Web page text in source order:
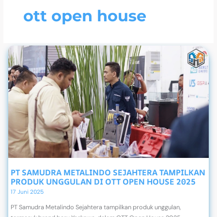
ott open house
PT SAMUDRA METALINDO SEJAHTERA TAMPILKAN
PRODUK UNGGULAN DI OTT OPEN HOUSE 2025
17 Juni 2025
PT Samudra Metalindo Sejahtera tampilkan produk unggulan,